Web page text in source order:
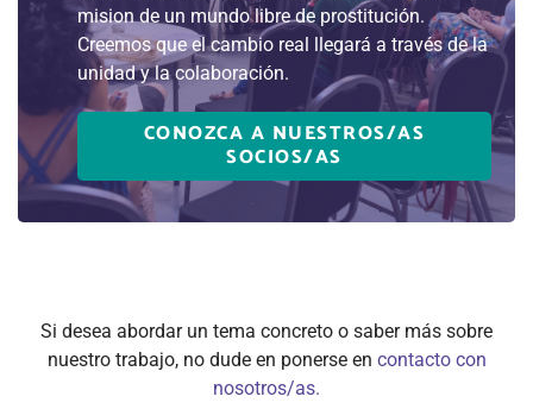
mision de un mundo libre de prostitución.
Creemos que el cambio real llegará a través de la
unidad y la colaboración.
CONOZCA A NUESTROS/AS
SOCIOS/AS
Si desea abordar un tema concreto o saber más sobre
nuestro trabajo, no dude en ponerse en contacto con
nosotros/as.